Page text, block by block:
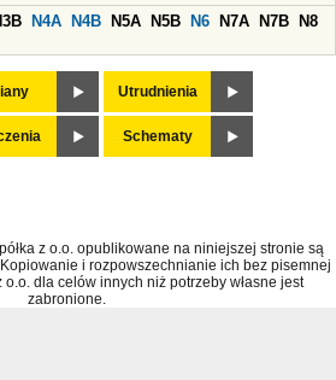
N4A N4B N5A N5B N6 N7A N7B
N8
Utrudnienia
Schematy
z o.o. opublikowane na niniejszej stronie są
i rozpowszechnianie ich bez pisemnej
o.o. dla celów innych niż potrzeby własne jest
zabronione.